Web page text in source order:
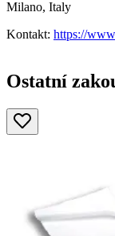
Milano, Italy
Kontakt: https://
Ostatní